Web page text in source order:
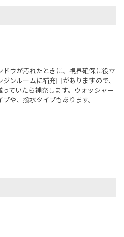
ウが汚れたときに、視界確保に役立
ンルームに補充口がありますので、
ていたら補充します。ウォッシャー
や、撥水タイプもあります。